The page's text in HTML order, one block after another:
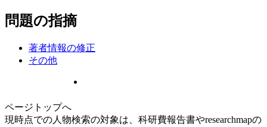
問題の指摘
著者情報の修正
その他
ページトップへ
現時点での人物検索の対象は、科研費報告書やresearchmapの